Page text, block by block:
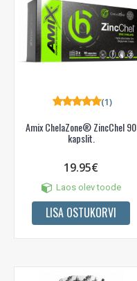
Amix ChelaZone® ZincChel 90
kapslit.
(1)
19.95€
Laos olev toode
LISA OSTUKORVI